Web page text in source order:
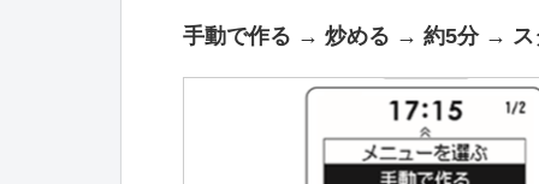
手動で作る → 炒める → 約5分 → ス